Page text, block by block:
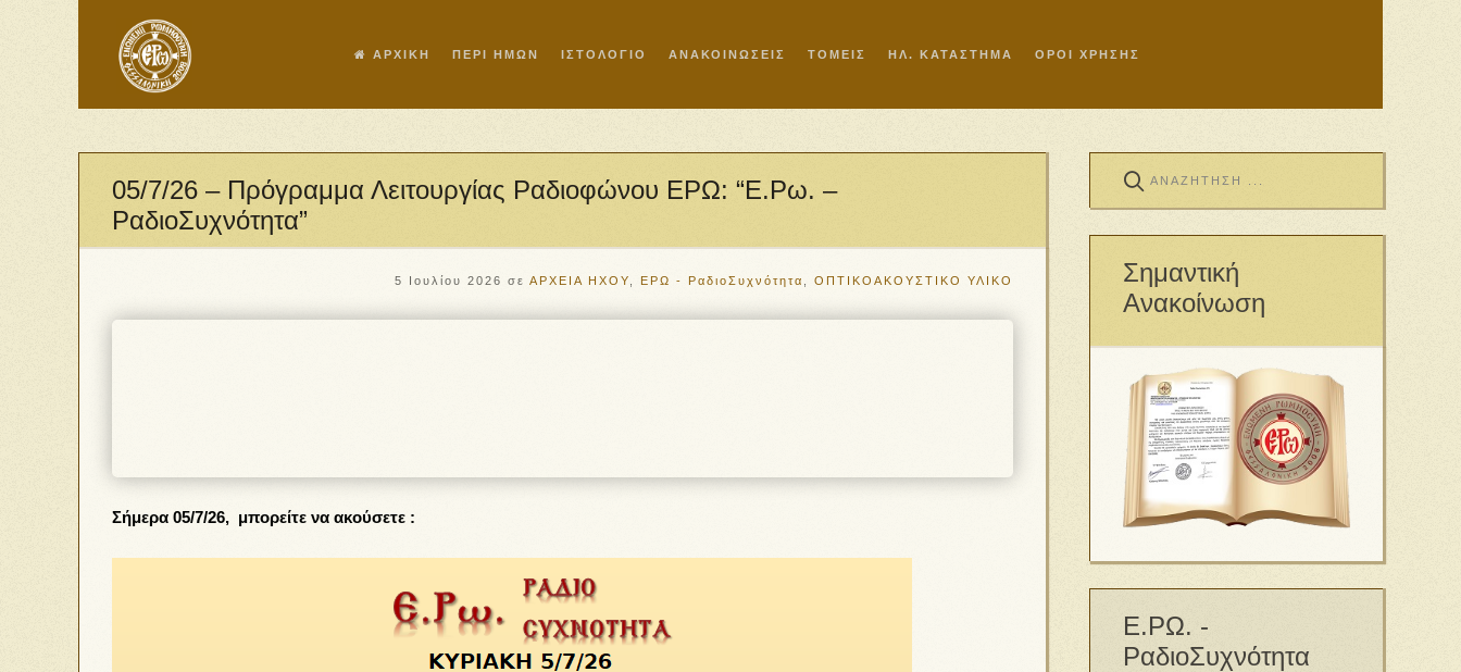
ΑΡΧΙΚΗ ΠΕΡΙ ΗΜΩΝ ΙΣΤΟΛΟΓΙΟ ΑΝΑΚΟΙΝΩΣΕΙΣ ΤΟΜΕΙΣ ΗΛ. ΚΑΤΑΣΤΗΜΑ ΟΡΟΙ ΧΡΗΣΗΣ
05/7/26 – Πρόγραμμα Λειτουργίας Ραδιοφώνου ΕΡΩ: “Ε.Ρω. –
ΡαδιοΣυχνότητα”
5 Ιουλίου 2026 σε ΑΡΧΕΙΑ ΗΧΟΥ ΕΡΩ - ΡαδιοΣυχνότητα ΟΠΤΙΚΟΑΚΟΥΣΤΙΚΟ ΥΛΙΚΟ
Σήμερα 05/7/26, μπορείτε να ακούσετε :
Σημαντική
Ανακοίνωση
Ε.ΡΩ. -
ΡαδιοΣυχνότητα